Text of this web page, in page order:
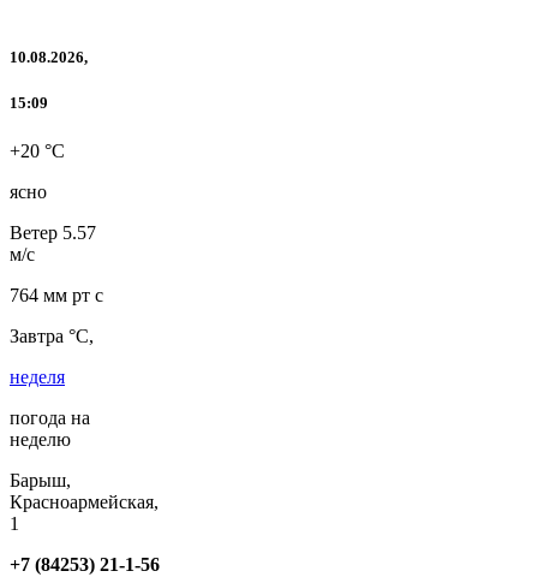
10.08.2026,
15:09
+20 °C
ясно
Ветер 5.57
м/с
764 мм рт с
Завтра °C,
неделя
погода на
неделю
Барыш,
Красноармейская,
1
+7 (84253) 21-1-56